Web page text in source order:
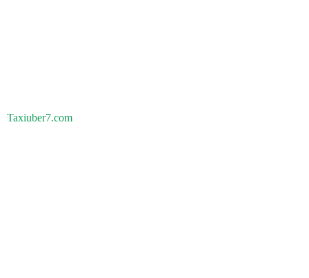
Taxiuber7.com